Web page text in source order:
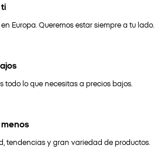
Europa. Queremos estar siempre a tu lado.
todo lo que necesitas a precios bajos.
tendencias y gran variedad de productos.